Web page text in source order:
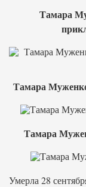
Тамара
Тамара
Тамара
Умерла 28